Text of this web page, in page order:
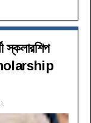
স্কলারশিপ